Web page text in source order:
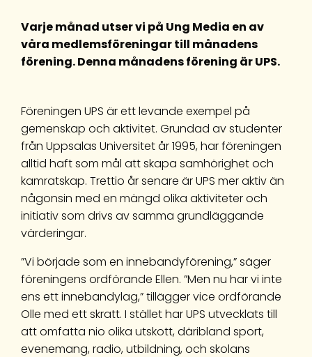
Varje månad utser vi på Ung Media en av
våra medlemsföreningar till månadens
förening. Denna månadens förening är UPS.
Föreningen UPS är ett levande exempel på
gemenskap och aktivitet. Grundad av studenter
från Uppsalas Universitet år 1995, har föreningen
alltid haft som mål att skapa samhörighet och
kamratskap. Trettio år senare är UPS mer aktiv än
någonsin med en mängd olika aktiviteter och
initiativ som drivs av samma grundläggande
värderingar.
”Vi började som en innebandyförening,” säger
föreningens ordförande Ellen. ”Men nu har vi inte
ens ett innebandylag,” tillägger vice ordförande
Olle med ett skratt. I stället har UPS utvecklats till
att omfatta nio olika utskott, däribland sport,
evenemang, radio, utbildning, och skolans